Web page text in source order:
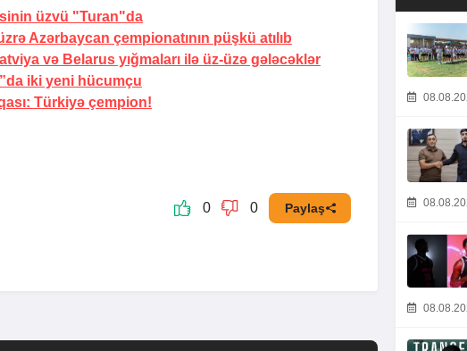
üzvü "Turan"da
Azərbaycan çempionatının püşkü atılıb
və Belarus yığmaları ilə üz-üzə gələcəklər
iki yeni hücumçu
Türkiyə çempion!
0 0 Paylaş